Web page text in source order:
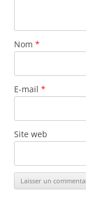
Nom *
E-mail *
Site web